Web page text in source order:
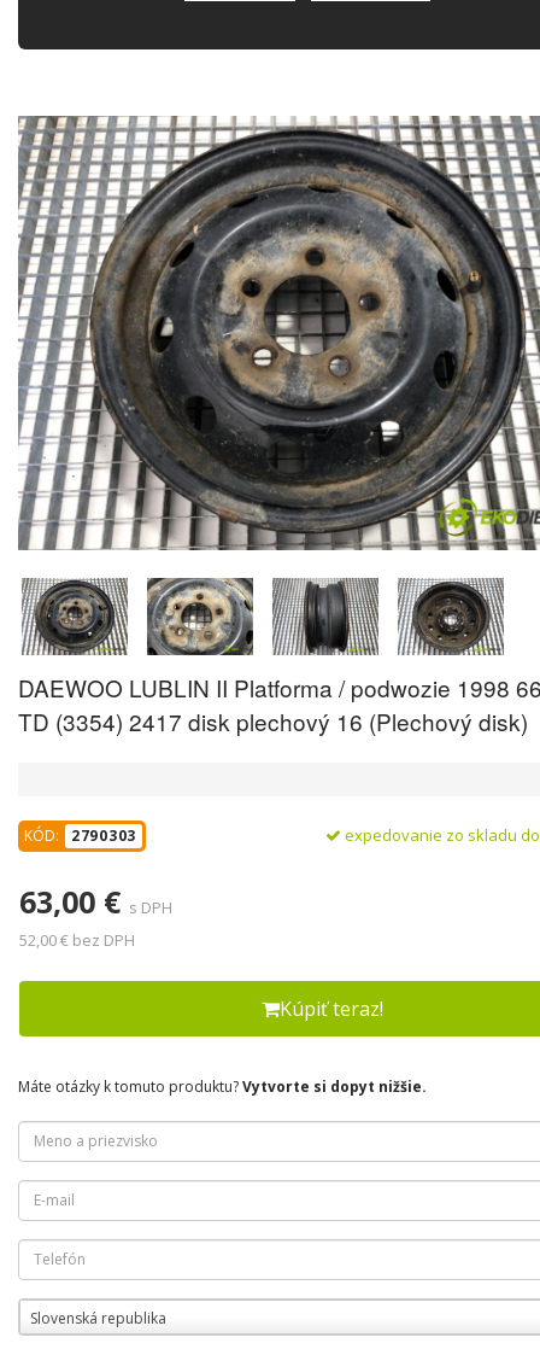
DAEWOO LUBLIN II Platforma / podwozie 1998
TD (3354) 2417 disk plechový 16 (Plechový disk)
KÓD: 2790303 expedovanie zo skladu
63,00 € s DPH
52,00 € bez DPH
Kúpiť teraz!
Máte otázky k tomuto produktu?Vytvorte si dopyt nižšie.
Slovenská republika